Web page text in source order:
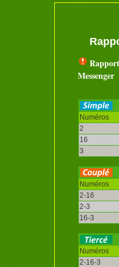
Messenger
Numéros
2
16
3
Numéros
2-16
2-3
16-3
Numéros
2-16-3